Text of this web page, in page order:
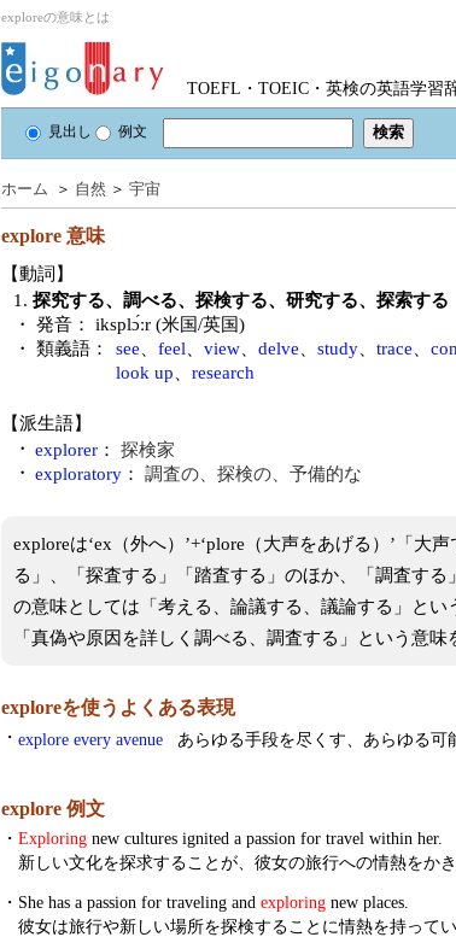
exploreの意味とは
TOEFL・TOEIC・英検の英語学習
見出し 例文
ホーム ＞ 自然 ＞ 宇宙
explore 意味
【動詞】
1. 探究する、調べる、探検する、研究する、探索する
・ 発音：
iksplɔ́ːr (米国/英国)
・ 類義語：
see feel view delve study trace
look up
research
【派生語】
・ explorer ：
探検家
・ exploratory ： 調査の、探検の、予備的な
exploreは‘ex（外へ）’+‘plore（大声をあげる）’「大
る」、「探査する」「踏査する」のほか、「調査する
の意味としては「考える、論議する、議論する」とい
「真偽や原因を詳しく調べる、調査する」という意味
exploreを使うよくある表現
・ explore every avenue あらゆる手段を尽くす、あらゆる可
explore 例文
・ Exploring new cultures ignited a passion for travel within her.
新しい文化を探求することが、彼女の旅行への情熱をかき
・ She has a passion for traveling and exploring new places.
彼女は旅行や新しい場所を探検することに情熱を持ってい